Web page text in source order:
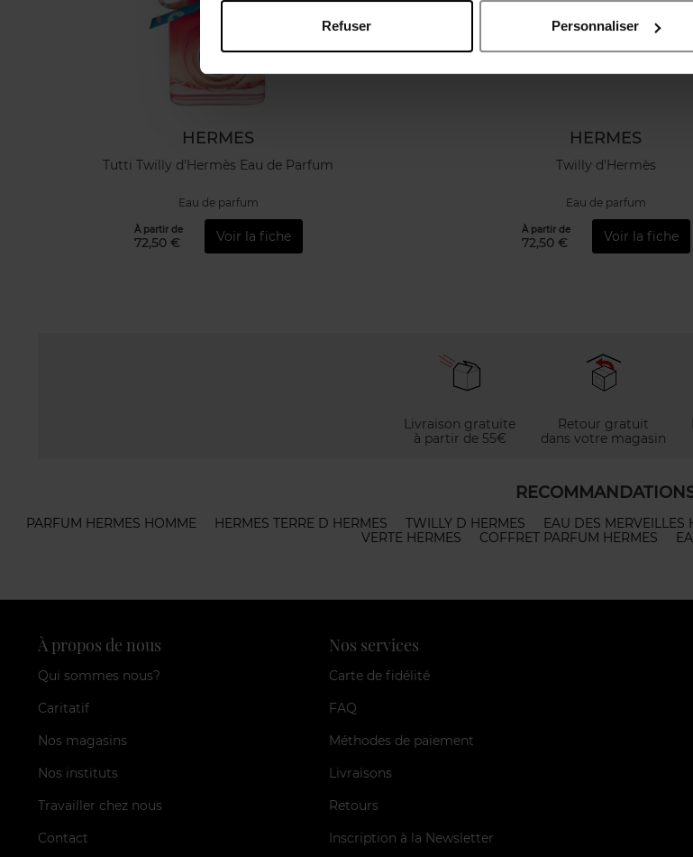
Refuser Personnaliser
HERMES
Tutti Twilly d'Hermès Eau de Parfum
Eau de parfum
À partir de
72,50 € Voir la fiche
HERMES
Twilly d'Hermès
Eau de parfum
À partir de
72,50 € Voir la fiche
Livraison gratuite
à partir de 55€
Retour gratuit
dans votre magasin
PARFUM HERMES HOMME HERMES TERRE D HERMES TWILLY D HERMES EAU DES MERVEILLES
VERTE HERMES
COFFRET PARFUM HERMES
À propos de nous
Qui sommes nous?
Caritatif
Nos magasins
Nos instituts
Travailler chez nous
Contact
Nos services
Carte de fidélité
FAQ
Méthodes de paiement
Livraisons
Retours
Inscription à la Newsletter